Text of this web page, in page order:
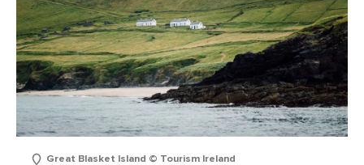
Great Blasket Island © Tourism Ireland